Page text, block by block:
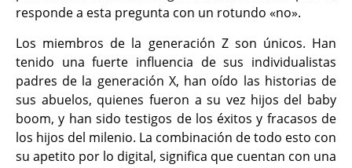
responde a esta pregunta con un rotundo «no».
Los miembros de la generación Z son únicos. Han
tenido una fuerte influencia de sus individualistas
padres de la generación X, han oído las historias de
sus abuelos, quienes fueron a su vez hijos del baby
boom, y han sido testigos de los éxitos y fracasos de
los hijos del milenio. La combinación de todo esto con
su apetito por lo digital, significa que cuentan con una